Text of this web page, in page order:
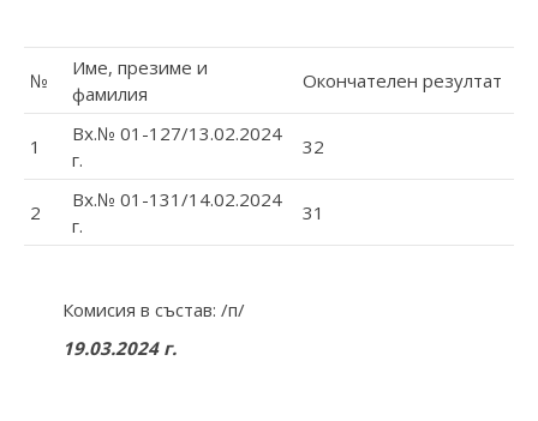
№
Име, презиме и
фамилия
Окончателен резултат
1
Вх.№ 01-127/13.02.2024
г.
32
2
Вх.№ 01-131/14.02.2024
г.
31
Комисия в състав: /п/
19.03.2024 г.